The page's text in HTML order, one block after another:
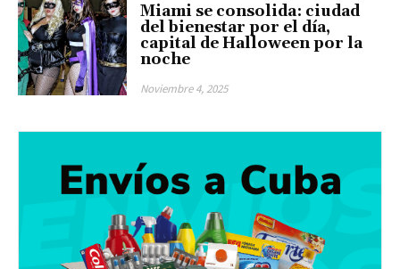
Miami se consolida: ciudad
del bienestar por el día,
capital de Halloween por la
noche
Noviembre 4, 2025